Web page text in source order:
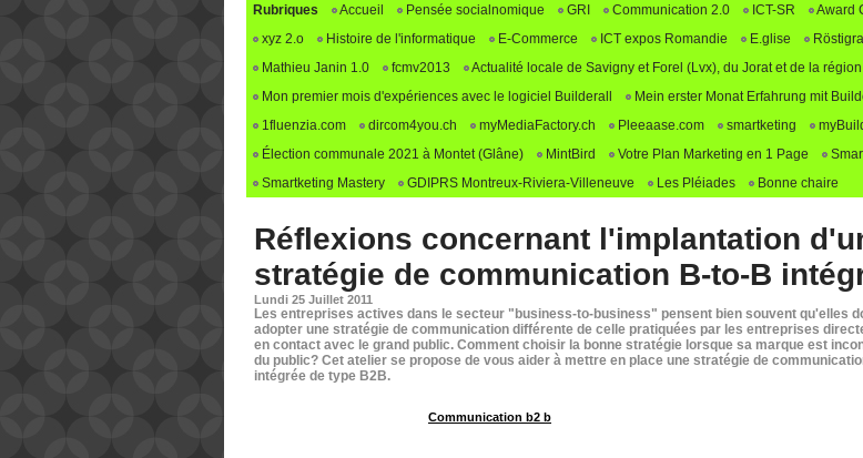
Rubriques Accueil Pensée socialnomique GRI Communication 2.0 ICT-SR Award
xyz 2.o
Histoire de l'informatique E-Commerce ICT expos Romandie E.glise
Mathieu Janin 1.0
fcmv2013
Actualité locale de Savigny et Forel (Lvx), du Jorat et de la
Mon premier mois d'expériences avec le logiciel Builderall
Mein erster Monat Erfahrung mit
1fluenzia.com
dircom4you.ch myMediaFactory.ch Pleeaase.com smartketing
Élection communale 2021 à Montet (Glâne)
MintBird Votre Plan Marketing en 1 Page
Smartketing Mastery
GDIPRS Montreux-Riviera-Villeneuve Les Pléiades Bonne chaire
Réflexions concernant l'implantation
stratégie de communication B-to-B
Lundi 25 Juillet 2011
Les entreprises actives dans le secteur "business-to-business" pensent bien souvent qu'elles
adopter une stratégie de communication différente de celle pratiquées par les entreprises
en contact avec le grand public. Comment choisir la bonne stratégie lorsque sa marque est
du public? Cet atelier se propose de vous aider à mettre en place une stratégie de
intégrée de type B2B.
Communication b2 b